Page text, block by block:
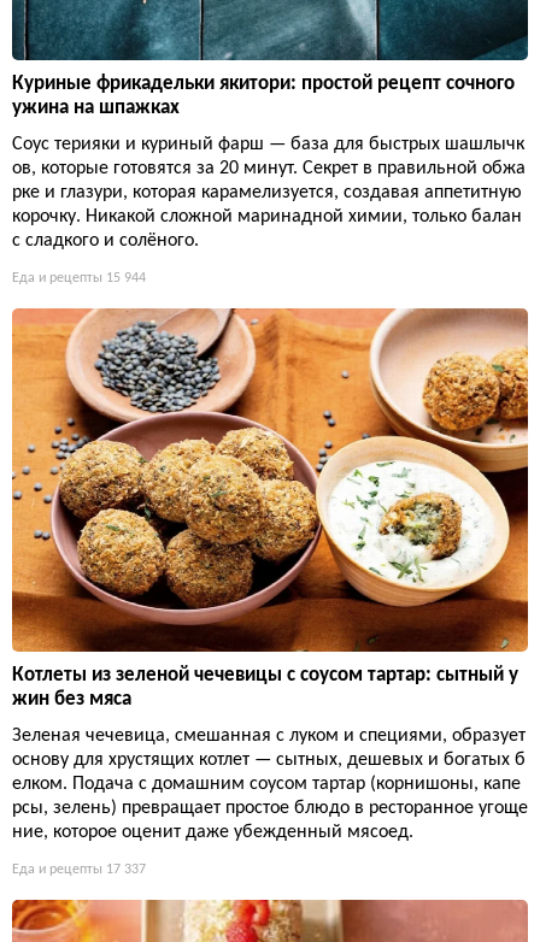
Куриные фрикадельки якитори: простой рецепт сочного
ужина на шпажках
Соус терияки и куриный фарш — база для быстрых шашлычк
ов, которые готовятся за 20 минут. Секрет в правильной обжа
рке и глазури, которая карамелизуется, создавая аппетитную
корочку. Никакой сложной маринадной химии, только балан
с сладкого и солёного.
Еда и рецепты 15 944
Котлеты из зеленой чечевицы с соусом тартар: сытный у
жин без мяса
Зеленая чечевица, смешанная с луком и специями, образует
основу для хрустящих котлет — сытных, дешевых и богатых б
елком. Подача с домашним соусом тартар (корнишоны, капе
рсы, зелень) превращает простое блюдо в ресторанное угоще
ние, которое оценит даже убежденный мясоед.
Еда и рецепты 17 337